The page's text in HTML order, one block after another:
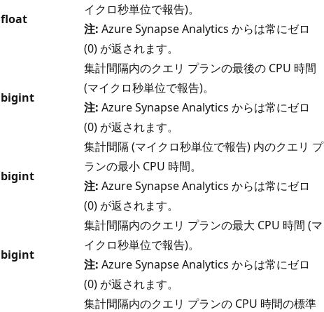
float
イクロ秒単位で報告)。
注: Azure Synapse Analytics からは常にゼロ
(0) が返されます。
bigint
集計間隔内のクエリ プランの最後の CPU 時間
(マイクロ秒単位で報告)。
注: Azure Synapse Analytics からは常にゼロ
(0) が返されます。
bigint
集計間隔 (マイクロ秒単位で報告) 内のクエリ プ
ランの最小 CPU 時間。
注: Azure Synapse Analytics からは常にゼロ
(0) が返されます。
bigint
集計間隔内のクエリ プランの最大 CPU 時間 (マ
イクロ秒単位で報告)。
注: Azure Synapse Analytics からは常にゼロ
(0) が返されます。
集計間隔内のクエリ プランの CPU 時間の標準